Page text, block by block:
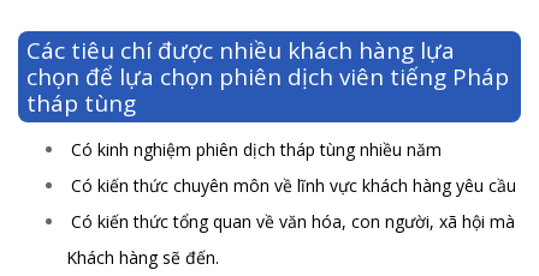
Các tiêu chí được nhiều khách hàng lựa
chọn để lựa chọn phiên dịch viên tiếng Pháp
tháp tùng
Có kinh nghiệm phiên dịch tháp tùng nhiều năm
Có kiến thức chuyên môn về lĩnh vực khách hàng yêu cầu
Có kiến thức tổng quan về văn hóa, con người, xã hội mà
Khách hàng sẽ đến.